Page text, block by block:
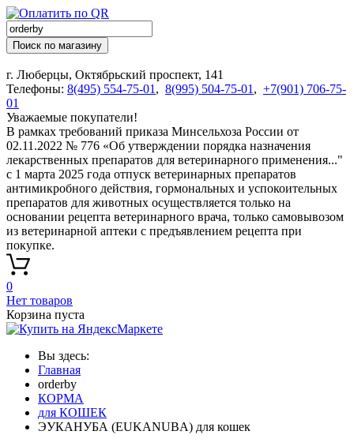
Поиск по магазину
г. Люберцы, Октябрьский проспект, 141
Телефоны: 8(495) 554-75-01 , 8(995) 504-75-01 , +7(901) 706-75-
01
Уважаемые покупатели!
В рамках требований приказа Минсельхоза России от
02.11.2022 № 776 «Об утверждении порядка назначения
лекарственных препаратов для ветеринарного применения..."
с 1 марта 2025 года отпуск ветеринарных препаратов
антимикробного действия, гормональных и успокоительных
препаратов для животных осуществляется только на
основании рецепта ветеринарного врача, только самовывозом
из ветеринарной аптеки с предъявлением рецепта при
покупке.
0
Нет товаров
Корзина пуста
Вы здесь:
Главная
orderby
КОРМА
для КОШЕК
ЭУКАНУБА (EUKANUBA) для кошек